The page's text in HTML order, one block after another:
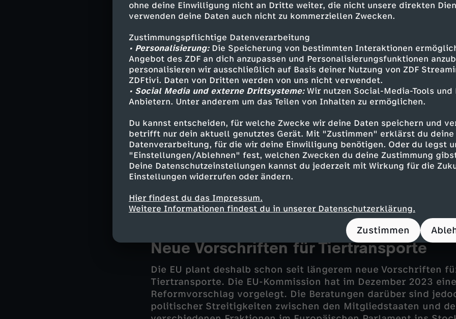
ohne deine Einwilligung nicht an Dritte weiter, die nicht unsere direkten
verwenden deine Daten auch nicht zu kommerziellen Zwecken.
Zustimmungspflichtige Datenverarbeitung
• Personalisierung:Die Speicherung von bestimmten Interaktionen
Angebot des ZDF an dich anzupassen und Personalisierungsfunktionen
personalisieren wir ausschließlich auf Basis deiner Nutzung von ZDF
ZDFtivi. Daten von Dritten werden von uns nicht verwendet.
• Social Media und externe Drittsysteme:Wir nutzen Social-Media-Tools und
Anbietern. Unter anderem um das Teilen von Inhalten zu ermöglichen.
Du kannst entscheiden, für welche Zwecke wir deine Daten speichern und
betrifft nur dein aktuell genutztes Gerät. Mit "Zustimmen" erklärst du deine
Datenverarbeitung, für die wir deine Einwilligung benötigen. Oder du legst
"Einstellungen/Ablehnen" fest, welchen Zwecken du deine Zustimmung
Deine Datenschutzeinstellungen kannst du jederzeit mit Wirkung für die
Einstellungen widerrufen oder ändern.
Hier findest du das Impressum.
Weitere Informationen findest du in unserer Datenschutzerklärung.
Zustimmen
Überschuss an Kälbern
Warum landen die europäischen Tiere überhaupt in diesem
Handel? Das hängt etwa bei Rindern vielfach mit den Abläufen
Milchwirtschaft zusammen.
Damit Kühe Milch geben, müssen sie regelmäßig ein Kalb
Deutschland nicht komplett vermarktet werden kann.
Also werden die Tiere exportiert, meist über viele
Landwirte selbst oft um einen verantwortungsvollen Umgang
zunehmend in die Kritik.
Neue Vorschriften für Tiertransporte
Die EU plant deshalb schon seit längerem neue Vorschriften
Tiertransporte. Die EU-Kommission hat im Dezember 2023
Reformvorschlag vorgelegt. Die Beratungen darüber sind
politischer Streitigkeiten zwischen den Mitgliedstaaten und